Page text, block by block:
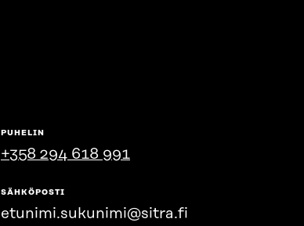
PUHELIN
+358 294 618 991
SÄHKÖPOSTI
etunimi.sukunimi@sitra.fi